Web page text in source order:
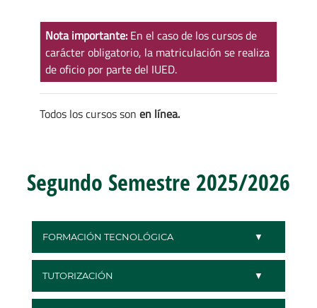
Nota importante:En el caso de los cursos de
carácter obligatorio, la matriculación se realiza
de oficio por parte del IUED.
Todos los cursos son en línea.
Segundo Semestre 2025/2026
FORMACIÓN TECNOLÓGICA
TUTORIZACIÓN